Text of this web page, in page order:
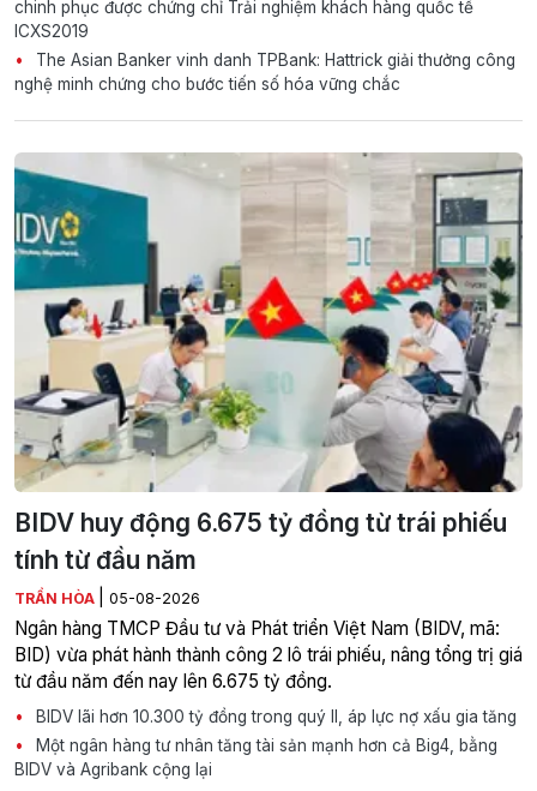
chinh phục được chứng chỉ Trải nghiệm khách hàng quốc tế
ICXS2019
The Asian Banker vinh danh TPBank: Hattrick giải thưởng công
nghệ minh chứng cho bước tiến số hóa vững chắc
BIDV huy động 6.675 tỷ đồng từ trái phiếu
tính từ đầu năm
TRẦN HÒA 05-08-2026
Ngân hàng TMCP Đầu tư và Phát triển Việt Nam (BIDV, mã:
BID) vừa phát hành thành công 2 lô trái phiếu, nâng tổng trị giá
từ đầu năm đến nay lên 6.675 tỷ đồng.
BIDV lãi hơn 10.300 tỷ đồng trong quý II, áp lực nợ xấu gia tăng
Một ngân hàng tư nhân tăng tài sản mạnh hơn cả Big4, bằng
BIDV và Agribank cộng lại